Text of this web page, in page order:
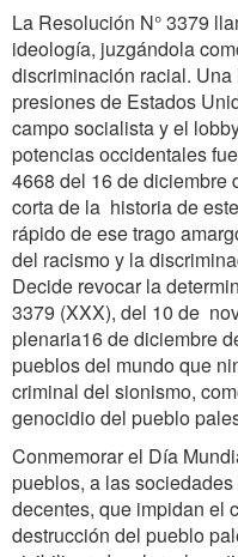
La Resolución N° 3379
ideología, juzgándola
discriminación racial.
presiones de Estados
campo socialista y el
potencias occidentales
4668 del 16 de diciembre
corta de la historia de
rápido de ese trago
del racismo y la
Decide revocar la
3379 (XXX), del 10 de
plenaria16 de diciembre
pueblos del mundo que
criminal del sionismo,
genocidio del pueblo
Conmemorar el Día
pueblos, a las
decentes, que impidan el
destrucción del pueblo